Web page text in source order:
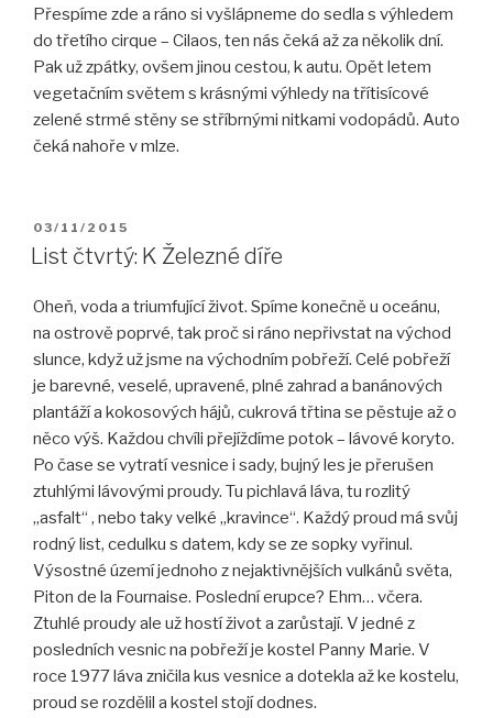
Přespíme zde a ráno si vyšlápneme do sedla s výhledem
do třetího cirque – Cilaos, ten nás čeká až za několik dní.
Pak už zpátky, ovšem jinou cestou, k autu. Opět letem
vegetačním světem s krásnými výhledy na třítisícové
zelené strmé stěny se stříbrnými nitkami vodopádů. Auto
čeká nahoře v mlze.
PUBLIKOVÁNO
03/11/2015
List čtvrtý: K Železné díře
Oheň, voda a triumfující život. Spíme konečně u oceánu,
na ostrově poprvé, tak proč si ráno nepřivstat na východ
slunce, když už jsme na východním pobřeží. Celé pobřeží
je barevné, veselé, upravené, plné zahrad a banánových
plantáží a kokosových hájů, cukrová třtina se pěstuje až o
něco výš. Každou chvíli přejíždíme potok – lávové koryto.
Po čase se vytratí vesnice i sady, bujný les je přerušen
ztuhlými lávovými proudy. Tu pichlavá láva, tu rozlitý
„asfalt“ , nebo taky velké „kravince“. Každý proud má svůj
rodný list, cedulku s datem, kdy se ze sopky vyřinul.
Výsostné území jednoho z nejaktivnějších vulkánů světa,
Piton de la Fournaise. Poslední erupce? Ehm… včera.
Ztuhlé proudy ale už hostí život a zarůstají. V jedné z
posledních vesnic na pobřeží je kostel Panny Marie. V
roce 1977 láva zničila kus vesnice a dotekla až ke kostelu,
proud se rozdělil a kostel stojí dodnes.